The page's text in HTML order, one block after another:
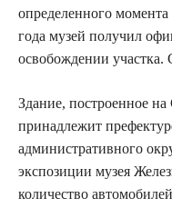
определенного момента
года музей получил
освобождении участка.
Здание, построенное
принадлежит
административного
экспозиции музея
количество